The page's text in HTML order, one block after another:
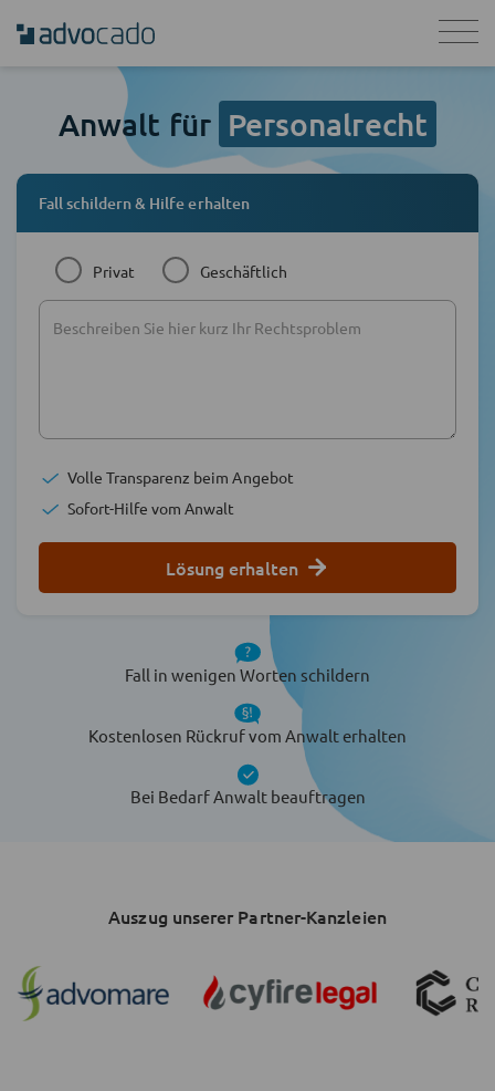
Anwalt für Personalrecht
Fall schildern & Hilfe erhalten
Privat Geschäftlich
Volle Transparenz beim Angebot
Sofort-Hilfe vom Anwalt
Lösung erhalten
Fall in wenigen Worten schildern
Kostenlosen Rückruf vom Anwalt erhalten
Bei Bedarf Anwalt beauftragen
Auszug unserer Partner-Kanzleien